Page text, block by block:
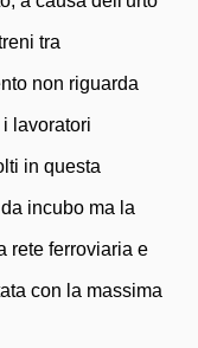
tra
non riguarda
lavoratori
in questa
incubo ma la
rete ferroviaria e
con la massima